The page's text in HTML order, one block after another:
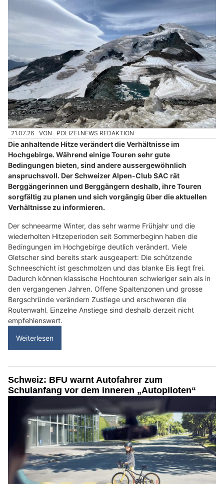
21.07.26 VON POLIZEI.NEWS REDAKTION
Die anhaltende Hitze verändert die Verhältnisse im
Hochgebirge. Während einige Touren sehr gute
Bedingungen bieten, sind andere aussergewöhnlich
anspruchsvoll. Der Schweizer Alpen-Club SAC rät
Berggängerinnen und Berggängern deshalb, ihre Touren
sorgfältig zu planen und sich vorgängig über die aktuellen
Verhältnisse zu informieren.
Der schneearme Winter, das sehr warme Frühjahr und die
wiederholten Hitzeperioden seit Sommerbeginn haben die
Bedingungen im Hochgebirge deutlich verändert. Viele
Gletscher sind bereits stark ausgeapert: Die schützende
Schneeschicht ist geschmolzen und das blanke Eis liegt frei.
Dadurch können klassische Hochtouren schwieriger sein als in
den vergangenen Jahren. Offene Spaltenzonen und grosse
Bergschründe verändern Zustiege und erschweren die
Routenwahl. Einzelne Anstiege sind deshalb derzeit nicht
empfehlenswert.
Weiterlesen
Schweiz: BFU warnt Autofahrer zum
Schulanfang vor dem inneren „Autopiloten“